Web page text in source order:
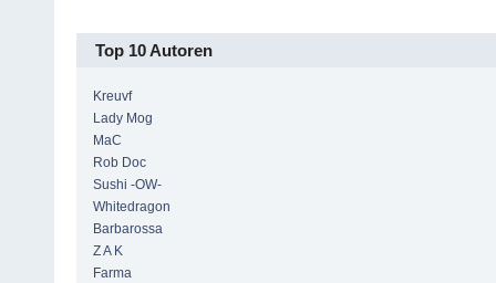
Top 10 Autoren
Kreuvf
Lady Mog
MaC
Rob Doc
Sushi -OW-
Whitedragon
Barbarossa
Z A K
Farma